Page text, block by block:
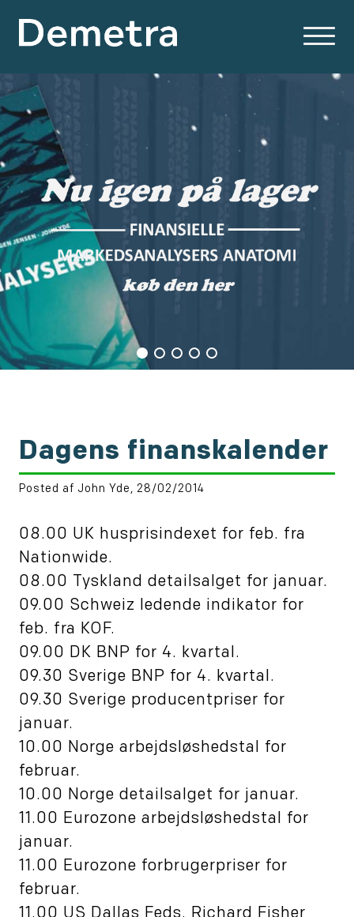
Dagens finanskalender
Posted af John Yde, 28/02/2014
08.00 UK husprisindexet for feb. fra
Nationwide.
08.00 Tyskland detailsalget for januar.
09.00 Schweiz ledende indikator for
feb. fra KOF.
09.00 DK BNP for 4. kvartal.
09.30 Sverige BNP for 4. kvartal.
09.30 Sverige producentpriser for
januar.
10.00 Norge arbejdsløshedstal for
februar.
10.00 Norge detailsalget for januar.
11.00 Eurozone arbejdsløshedstal for
januar.
11.00 Eurozone forbrugerpriser for
februar.